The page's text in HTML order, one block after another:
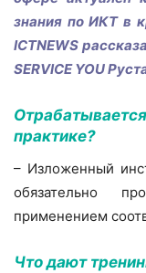
знания по ИКТ в
ICTNEWS
SERVICE YOU
практике?
– Изложенный
обязательно
применением
Что дают